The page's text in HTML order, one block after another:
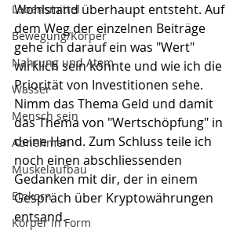
Lebensmittel
Bewegung/Körper
Nahrung und Atem
Wasser
Mensch sein
Abnehmen
Muskelaufbau
Einkorn
Körper in Form
Wohlstand überhaupt entsteht. Auf
dem Weg der einzelnen Beiträge
gehe ich darauf ein was "Wert"
wirklich sein könnte und wie ich die
Priorität von Investitionen sehe.
Nimm das Thema Geld und damit
das Thema von "Wertschöpfung" in
deine Hand. Zum Schluss teile ich
noch einen abschliessenden
Gedanken mit dir, der in einem
Gespräch über Kryptowährungen
entsand.